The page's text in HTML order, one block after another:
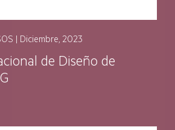
| Diciembre, 2023
de Diseño de